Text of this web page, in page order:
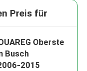
Preis für
Oberste
Busch
2015